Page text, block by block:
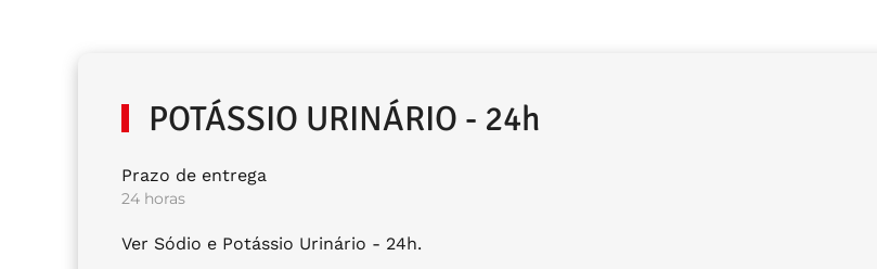
POTÁSSIO URINÁRIO - 24h
Prazo de entrega
24 horas
Ver Sódio e Potássio Urinário - 24h.